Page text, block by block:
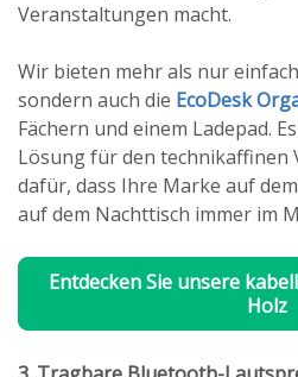
Veranstaltungen macht.
Wir bieten mehr als nur
sondern auch die EcoDesk
Fächern und einem Ladepad.
Lösung für den technikaffinen
dafür, dass Ihre Marke auf
auf dem Nachttisch immer im
Entdecken Sie unsere
Holz